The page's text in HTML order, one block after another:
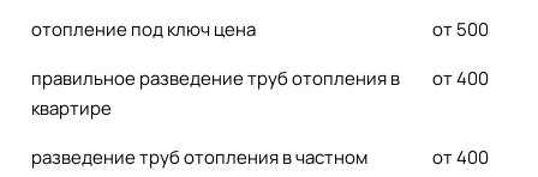
отопление под ключ цена
от 500
правильное разведение труб отопления в
квартире
от 400
разведение труб отопления в частном
от 400